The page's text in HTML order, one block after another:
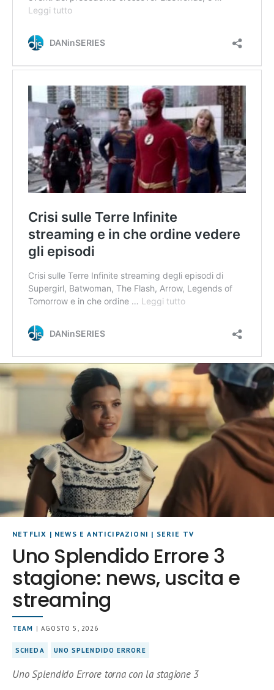
NETFLIX | NEWS E ANTICIPAZIONI | SERIE TV
Uno Splendido Errore 3
stagione: news, uscita e
streaming
TEAM | AGOSTO 5, 2026
SCHEDA UNO SPLENDIDO ERRORE
Uno Splendido Errore torna con la stagione 3